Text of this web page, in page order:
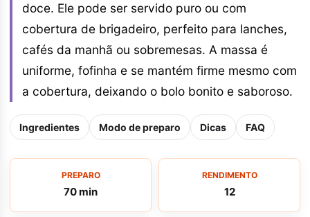
doce. Ele pode ser servido puro ou com
cobertura de brigadeiro, perfeito para lanches,
cafés da manhã ou sobremesas. A massa é
uniforme, fofinha e se mantém firme mesmo com
a cobertura, deixando o bolo bonito e saboroso.
Ingredientes Modo de preparo Dicas FAQ
PREPARO
70 min
RENDIMENTO
12